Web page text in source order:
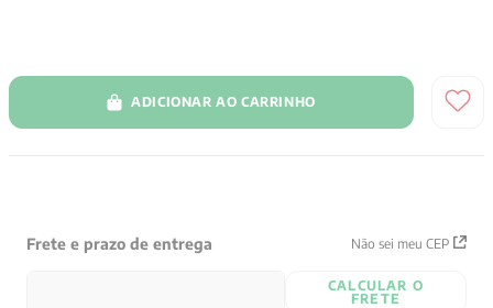
ADICIONAR AO CARRINHO
Frete e prazo de entrega Não sei meu CEP
CALCULAR O
FRETE